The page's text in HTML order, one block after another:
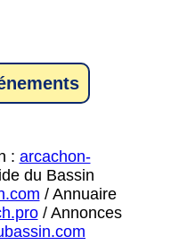
: arcachon-
du Bassin
/ Annuaire
/ Annonces